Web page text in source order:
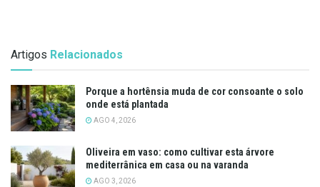
Artigos Relacionados
Porque a hortênsia muda de cor consoante o solo
onde está plantada
AGO 4, 2026
Oliveira em vaso: como cultivar esta árvore
mediterrânica em casa ou na varanda
AGO 3, 2026